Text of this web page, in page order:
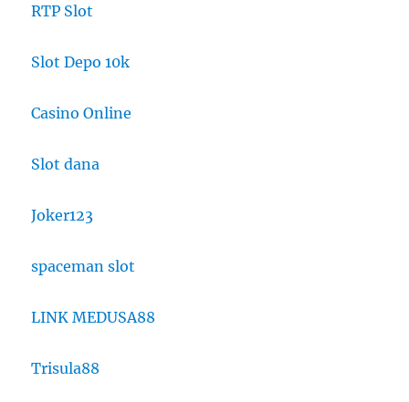
RTP Slot
Slot Depo 10k
Casino Online
Slot dana
Joker123
spaceman slot
LINK MEDUSA88
Trisula88